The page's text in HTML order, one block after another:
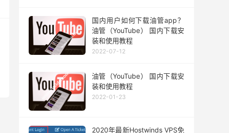
国内用户如何下载油管app？
油管（YouTube） 国内下载安
装和使用教程
2022-07-12
油管（YouTube） 国内下载安
装和使用教程
2022-01-23
2020年最新Hostwinds VPS免